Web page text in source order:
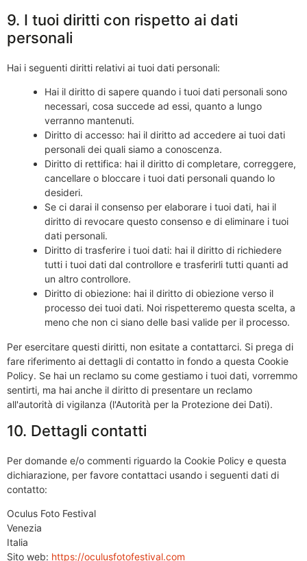
9. I tuoi diritti con rispetto ai dati
personali
Hai i seguenti diritti relativi ai tuoi dati personali:
Hai il diritto di sapere quando i tuoi dati personali sono
necessari, cosa succede ad essi, quanto a lungo
verranno mantenuti.
Diritto di accesso: hai il diritto ad accedere ai tuoi dati
personali dei quali siamo a conoscenza.
Diritto di rettifica: hai il diritto di completare, correggere,
cancellare o bloccare i tuoi dati personali quando lo
desideri.
Se ci darai il consenso per elaborare i tuoi dati, hai il
diritto di revocare questo consenso e di eliminare i tuoi
dati personali.
Diritto di trasferire i tuoi dati: hai il diritto di richiedere
tutti i tuoi dati dal controllore e trasferirli tutti quanti ad
un altro controllore.
Diritto di obiezione: hai il diritto di obiezione verso il
processo dei tuoi dati. Noi rispetteremo questa scelta, a
meno che non ci siano delle basi valide per il processo.
Per esercitare questi diritti, non esitate a contattarci. Si prega di
fare riferimento ai dettagli di contatto in fondo a questa Cookie
Policy. Se hai un reclamo su come gestiamo i tuoi dati, vorremmo
sentirti, ma hai anche il diritto di presentare un reclamo
all'autorità di vigilanza (l'Autorità per la Protezione dei Dati).
10. Dettagli contatti
Per domande e/o commenti riguardo la Cookie Policy e questa
dichiarazione, per favore contattaci usando i seguenti dati di
contatto:
Oculus Foto Festival
Venezia
Italia
Sito web: https://oculusfotofestival.com